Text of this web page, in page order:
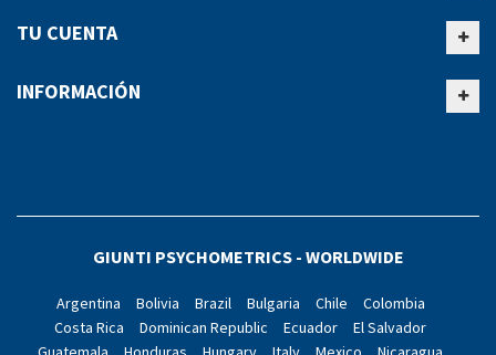
TU CUENTA
INFORMACIÓN
GIUNTI PSYCHOMETRICS - WORLDWIDE
Argentina Bolivia Brazil Bulgaria Chile
Colombia
Costa Rica
Dominican Republic Ecuador
El Salvador